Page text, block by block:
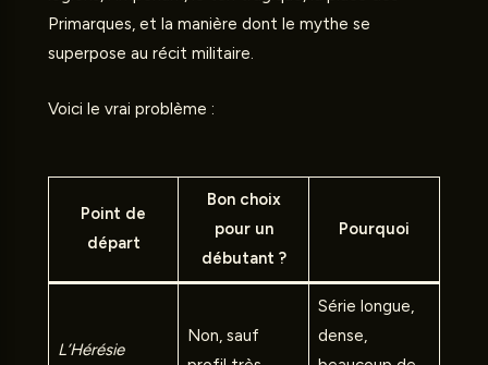
Primarques, et la manière dont le mythe se
superpose au récit militaire.
Voici le vrai problème :
Point de
départ
Bon choix
pour un
débutant ?
Pourquoi
L’Hérésie
Non, sauf
Série longue,
dense,